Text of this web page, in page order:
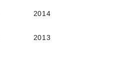
2014
2013